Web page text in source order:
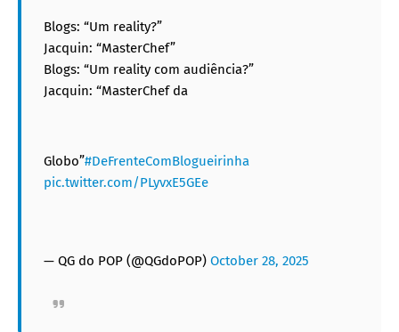
Blogs: “Um reality?”
Jacquin: “MasterChef”
Blogs: “Um reality com audiência?”
Jacquin: “MasterChef da
Globo”#DeFrenteComBlogueirinha
pic.twitter.com/PLyvxE5GEe
— QG do POP (@QGdoPOP) October 28, 2025